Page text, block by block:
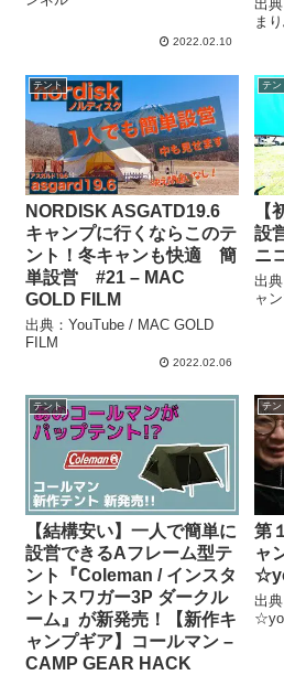
2022.02.10
出
ま
テント
NORDISK ASGATD19.6
キャンプに行くならこのテ
ント！冬キャンも快適 簡
単設営 #21 – MAC
GOLD FILM
出典：YouTube / MAC GOLD
FILM
2022.02.06
テン
【
設
ニ
出
ャ
テント
【結構安い】一人で簡単に
設営できるAフレーム型テ
ント『Coleman / インスタ
ントスワガー3P ダークル
ーム』が新発売！【新作キ
ャンプギア】コールマン –
CAMP GEAR HACK
テン
第
ャ
出